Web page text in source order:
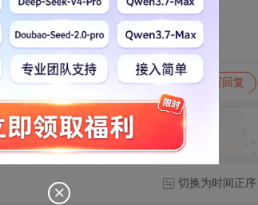
举报 写回复
切换为时间正序